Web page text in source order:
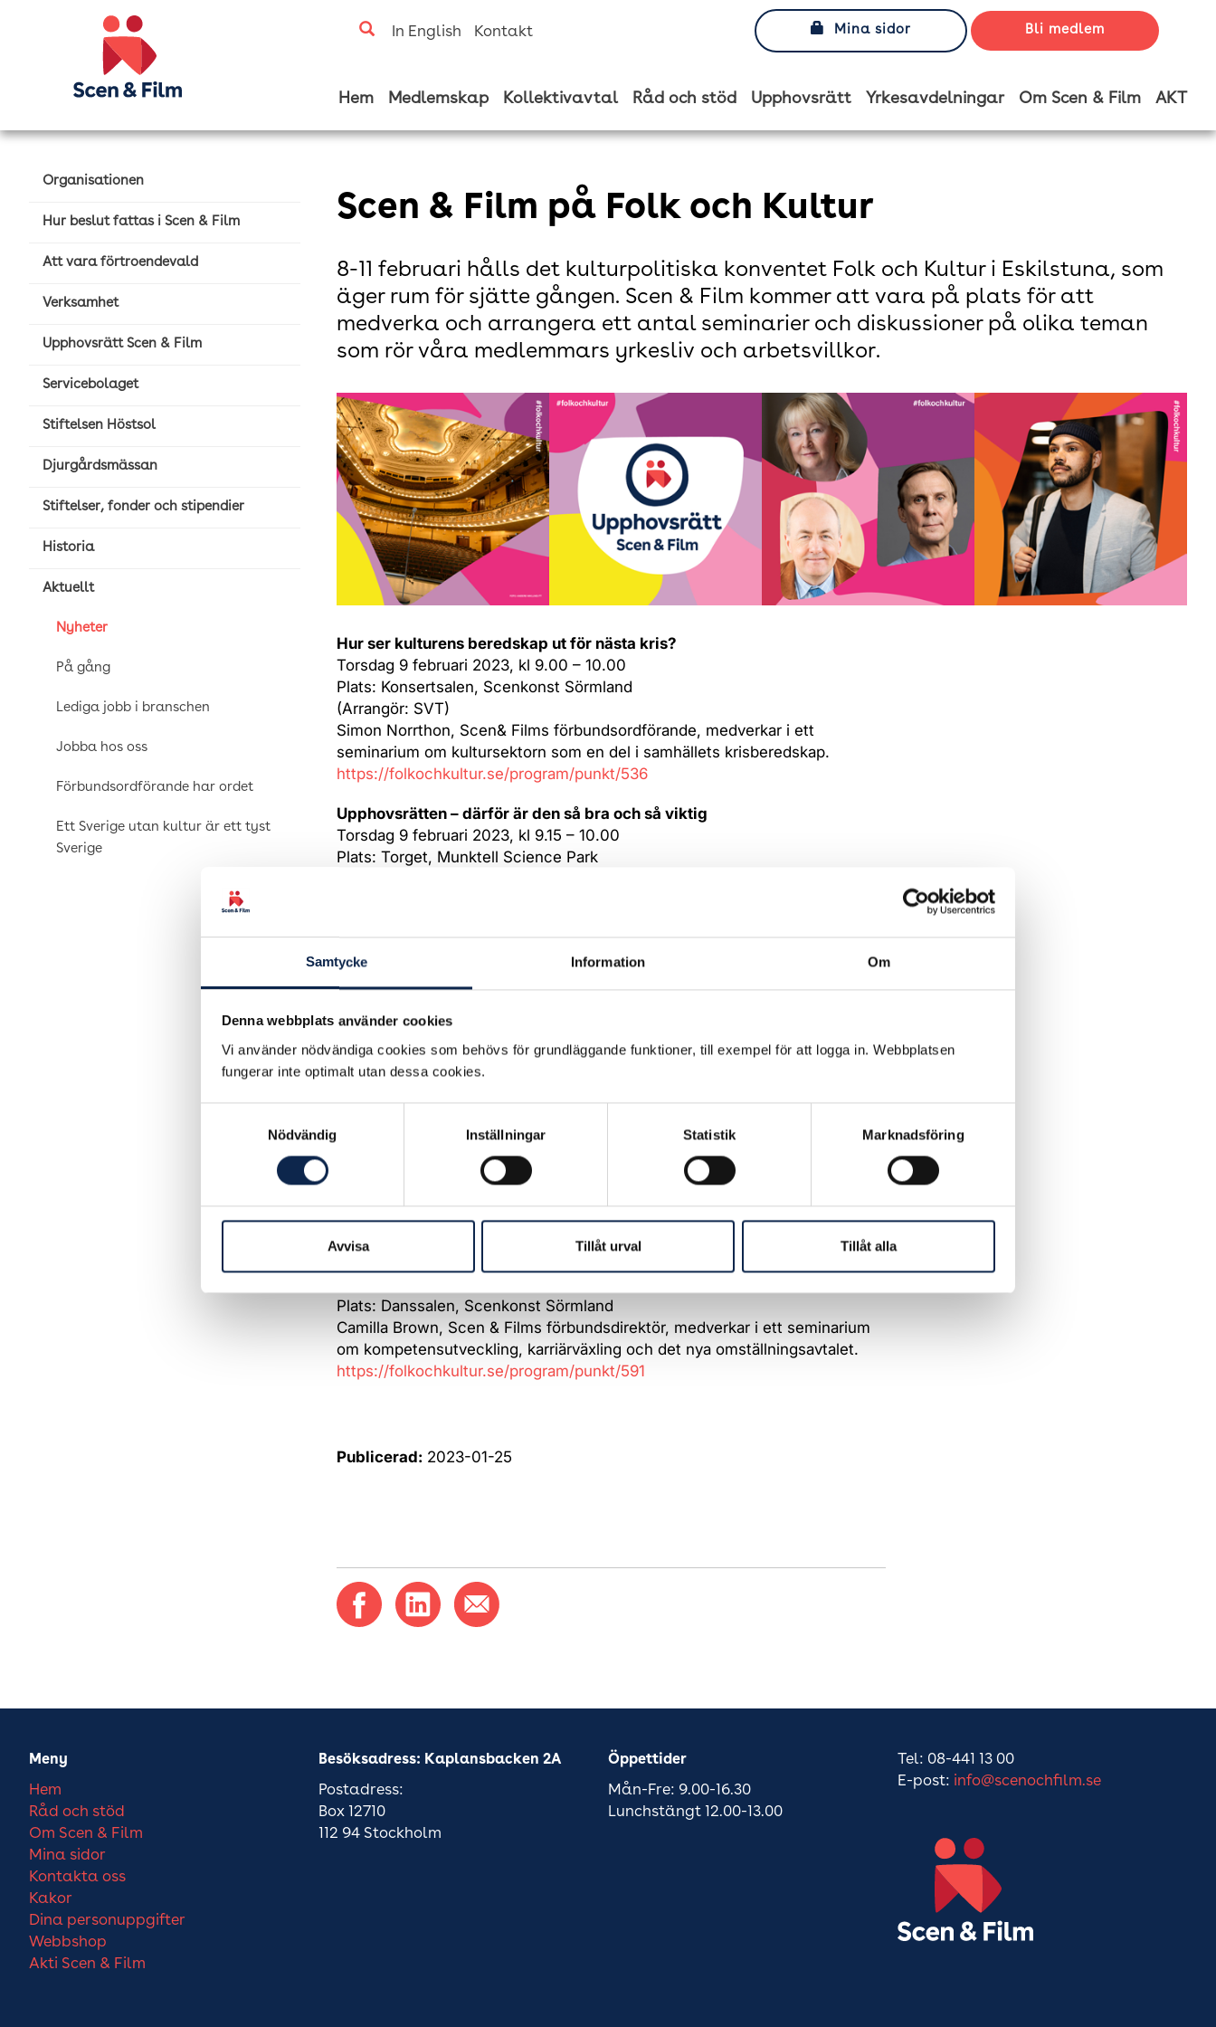
Samtycke Information Om
Denna webbplats använder cookies
Vi använder nödvändiga cookies som behövs för grundläggande funktioner, till exempel för att logga in. Webbplatsen
fungerar inte optimalt utan dessa cookies.
Nödvändig
Inställningar Statistik Marknadsföring
Avvisa Tillåt urval Tillåt alla
In English Kontakt Mina sidor Bli medlem
Hem Medlemskap Kollektivavtal Råd och stöd Upphovsrätt Yrkesavdelningar Om Scen & Film AKT
Organisationen
Hur beslut fattas i Scen & Film
Att vara förtroendevald
Verksamhet
Upphovsrätt Scen & Film
Servicebolaget
Stiftelsen Höstsol
Djurgårdsmässan
Stiftelser, fonder och stipendier
Historia
Aktuellt
Nyheter
På gång
Lediga jobb i branschen
Jobba hos oss
Förbundsordförande har ordet
Ett Sverige utan kultur är ett tyst
Sverige
Scen & Film på Folk och Kultur
8-11 februari hålls det kulturpolitiska konventet Folk och Kultur i Eskilstuna, som
äger rum för sjätte gången. Scen & Film kommer att vara på plats för att
medverka och arrangera ett antal seminarier och diskussioner på olika teman
som rör våra medlemmars yrkesliv och arbetsvillkor.
Hur ser kulturens beredskap ut för nästa kris?
Torsdag 9 februari 2023, kl 9.00 – 10.00
Plats: Konsertsalen, Scenkonst Sörmland
(Arrangör: SVT)
Simon Norrthon, Scen& Films förbundsordförande, medverkar i ett
seminarium om kultursektorn som en del i samhällets krisberedskap.
https://folkochkultur.se/program/punkt/536
Upphovsrätten – därför är den så bra och så viktig
Torsdag 9 februari 2023, kl 9.15 – 10.00
Plats: Torget, Munktell Science Park
Scenkonstens framtida ledare
(Arrangör: Trygghetsrådet TRS/ SOKstiftelsen, Scen & Film, Svensk
Scenkonst)
Plats: Danssalen, Scenkonst Sörmland
Trygghetsrådet TRS driver, på uppdrag av Svensk Scenkonst och
Fackförbundet Scen & Film.
https://folkochkultur.se/program/punkt/592
Scenkonsten – steget före inom kompetensutveckling och karriärväxling
Fredag 10 februari 2023, kl 14.00 – 15.00
Plats: Danssalen, Scenkonst Sörmland
Camilla Brown, Scen & Films förbundsdirektör, medverkar i ett seminarium
om kompetensutveckling, karriärväxling och det nya omställningsavtalet.
https://folkochkultur.se/program/punkt/591
Publicerad: 2023-01-25
Meny
Hem
Råd och stöd
Om Scen & Film
Mina sidor
Kontakta oss
Kakor
Dina personuppgifter
Webbshop
Akti Scen & Film
Besöksadress: Kaplansbacken 2A
Postadress:
Box 12710
112 94 Stockholm
Öppettider
Mån-Fre: 9.00-16.30
Lunchstängt 12.00-13.00
Tel: 08-441 13 00
E-post: info@scenochfilm.se